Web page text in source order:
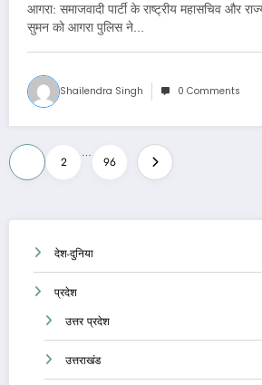
आगरा: समाजवादी पार्टी के राष्ट्रीय महासचिव और
सुमन को आगरा पुलिस ने…
Shailendra Singh 0 Comments
Posts
pagination
2
…
96
देश-दुनिया
प्रदेश
उत्तर प्रदेश
उत्तराखंड